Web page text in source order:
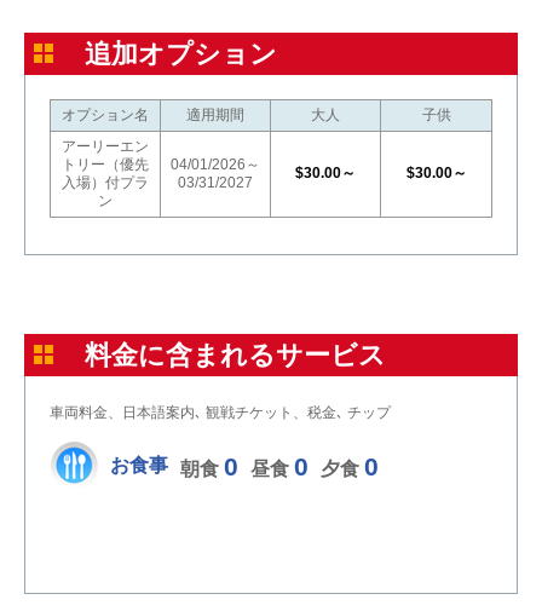
追加オプション
オプション名 適用期間 大人
子供
アーリーエン
トリー（優先
入場）付プラ
ン
04/01/2026～
03/31/2027
$30.00～ $30.00～
料金に含まれるサービス
車両料金、日本語案内､ 観戦チケット、税金､ チップ
お食事 朝食 0 昼食 0 夕食 0